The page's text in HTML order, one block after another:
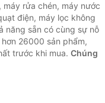
rửa chén, máy nước
điện, máy lọc không
năng sẵn có cùng sự nỗ
26000 sản phẩm,
trước khi mua. Chúng